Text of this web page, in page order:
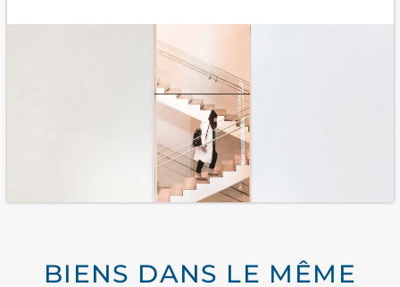
BIENS DANS LE MÊME